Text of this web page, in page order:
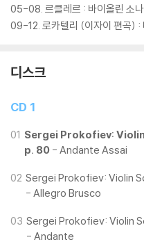
05-08. 르클레르 : 바이올린 소
09-12. 로카텔리 (이자이 편곡) :
디스크
CD 1
01 Sergei Prokofiev:
p. 80 - Andante Assai
02 Sergei Prokofiev: Violin
- Allegro Brusco
03 Sergei Prokofiev: Violin
- Andante